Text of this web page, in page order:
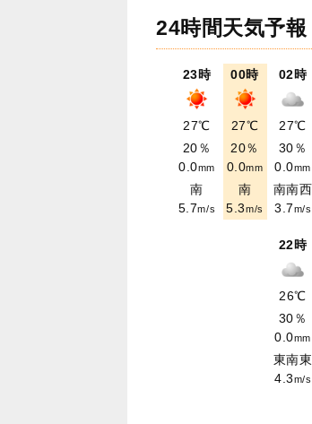
24時間天気予報
23時
27℃
20％
0.0mm
南
5.7m/s
00時
27℃
20％
0.0mm
南
5.3m/s
02時
27℃
30％
0.0mm
南南西
3.7m/s
22時
26℃
30％
0.0mm
東南東
4.3m/s